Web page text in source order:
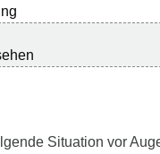
Situation vor